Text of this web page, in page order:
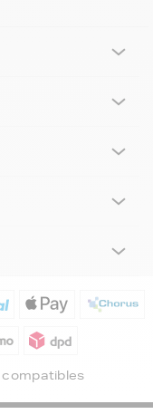
notre actualité et